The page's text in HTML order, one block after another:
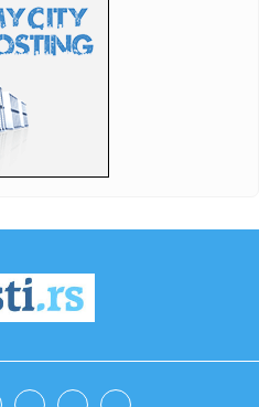
miliona dinara za preglede na klinici
skinuta srpska zastava sa
iseljeno više od 120.000
mreži u Jabuci i Starčevu: Ekipe na
Pogrešno me je razumio, nisam ga